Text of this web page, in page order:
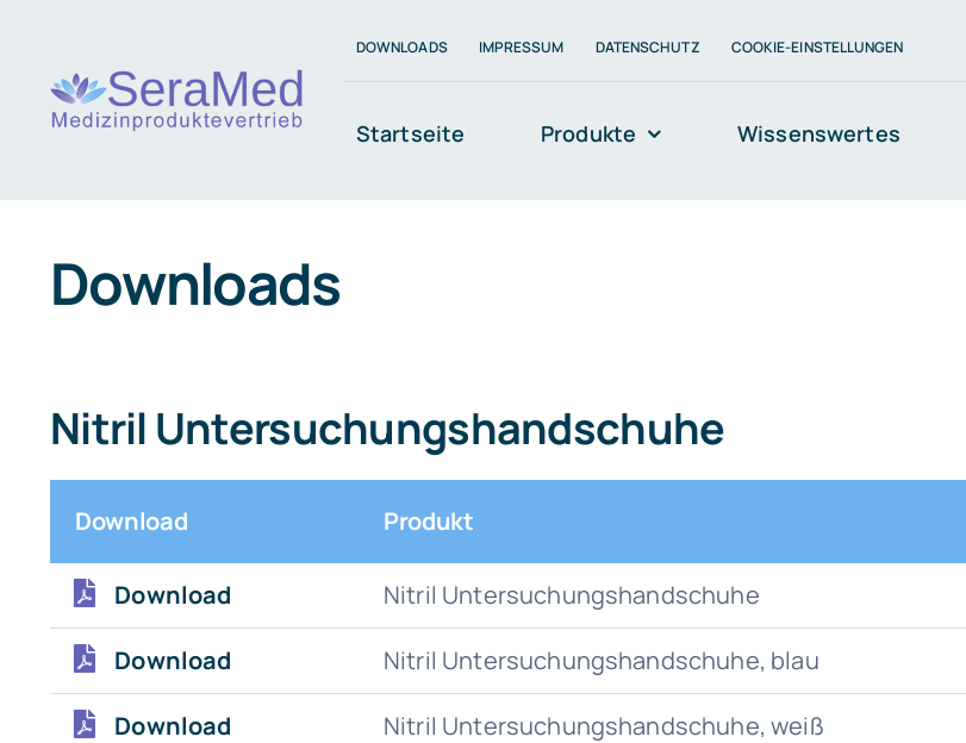
springen
DOWNLOADS IMPRESSUM DATENSCHUTZ COOKIE-EINSTELLUNGEN
Startseite Produkte Wissenswertes
Downloads
Nitril Untersuchungshandschuhe
Download Produkt
Download Nitril Untersuchungshandschuhe
Download Nitril Untersuchungshandschuhe, blau
Download Nitril Untersuchungshandschuhe, weiß